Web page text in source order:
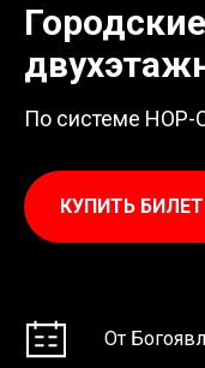
По системе HOP-
КУПИТЬ БИЛЕТ
От